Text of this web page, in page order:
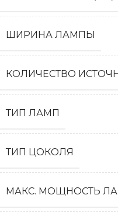
ШИРИНА ЛАМПЫ
КОЛИЧЕСТВО
ТИП ЛАМП
ТИП ЦОКОЛЯ
МАКС. МОЩНОСТЬ